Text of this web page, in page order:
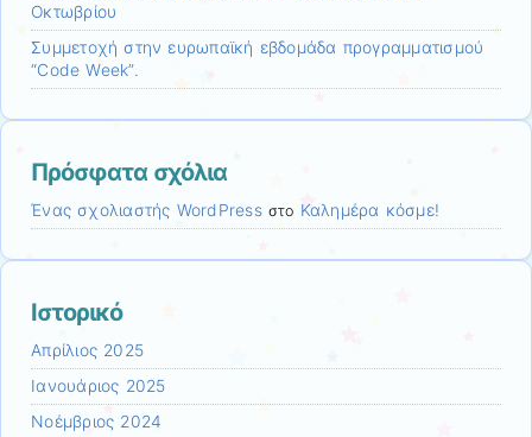
Οκτωβρίου
Συμμετοχή στην ευρωπαϊκή εβδομάδα προγραμματισμού
“Code Week”.
Πρόσφατα σχόλια
Ένας σχολιαστής WordPressστο Καλημέρα κόσμε!
Ιστορικό
Απρίλιος 2025
Ιανουάριος 2025
Νοέμβριος 2024